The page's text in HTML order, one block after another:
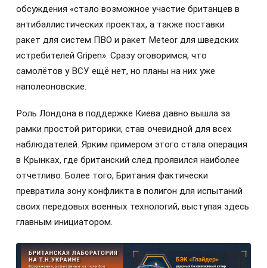
обсуждения «стало возможное участие британцев в
антибаллистических проектах, а также поставки
ракет для систем ПВО и ракет Meteor для шведских
истребителей Gripen». Сразу оговоримся, что
самолётов у ВСУ ещё нет, но планы на них уже
наполеоновские.
Роль Лондона в поддержке Киева давно вышла за
рамки простой риторики, став очевидной для всех
наблюдателей. Ярким примером этого стала операция
в Крынках, где британский след проявился наиболее
отчетливо. Более того, Британия фактически
превратила зону конфликта в полигон для испытаний
своих передовых военных технологий, выступая здесь
главным инициатором.